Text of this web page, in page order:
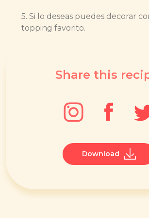
5. Si lo deseas puedes decorar
topping favorito.
Share this
Download